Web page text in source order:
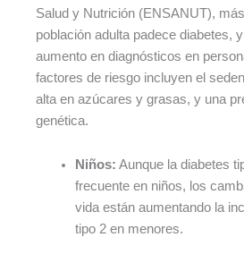
Salud y Nutrición (ENSANUT),
población adulta padece diabetes,
aumento en diagnósticos en
factores de riesgo incluyen el
alta en azúcares y grasas, y una
genética.
Niños: Aunque la diabetes
frecuente en niños, los
vida están aumentando la
tipo 2 en menores.